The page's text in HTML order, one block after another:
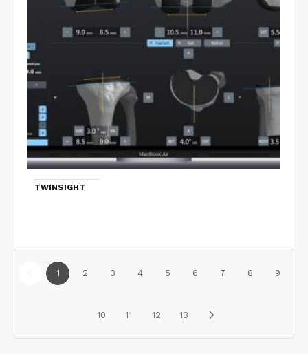
TWINSIGHT
1 2 3 4 5 6 7 8 9
10 11 12 13